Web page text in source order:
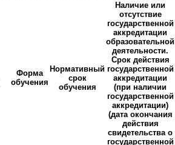
Форма
обучения
Нормативный
срок
обучения
Наличие или
отсутствие
государственной
аккредитации
образовательной
деятельности.
Срок действия
государственной
аккредитации
(при наличии
государственной
аккредитации)
(дата окончания
действия
свидетельства о
государственной